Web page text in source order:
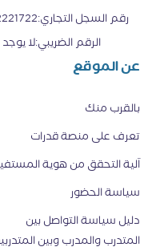
رقم السجل التجاري:
الرقم الضريبي:لا يوجد
عن الموقع
بالقرب منك
تعرف على منصة قدرات
اَلية التحقق من هوية
سياسة الحضور
دليل سياسة التواصل بين
المتدرب والمدرب وبين